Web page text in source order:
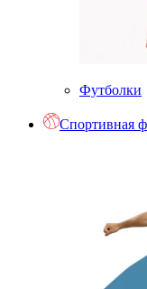
Футболки
Спортивная